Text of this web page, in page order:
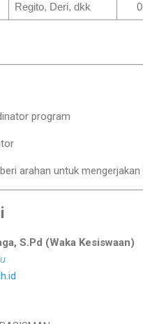
Regito, Deri, dkk
program
arahan untuk
S.Pd (Waka Kesiswaan)